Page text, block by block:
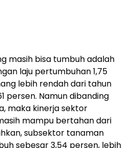
masih bisa tumbuh adalah
laju pertumbuhan 1,75
lebih rendah dari tahun
persen. Namun dibanding
maka kinerja sektor
mampu bertahan dari
subsektor tanaman
sebesar 3,54 persen, lebih